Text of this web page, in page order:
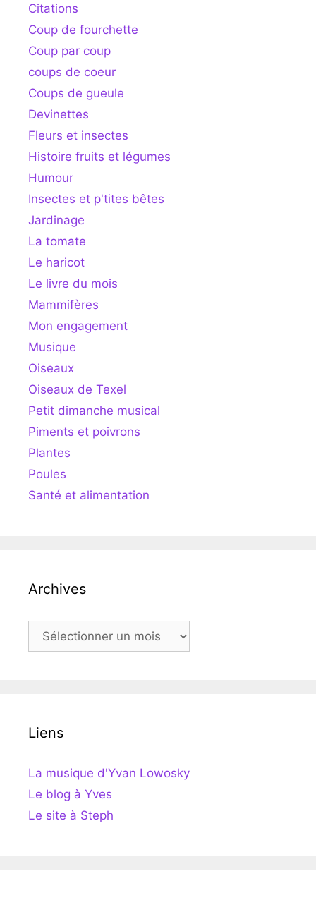
Citations
Coup de fourchette
Coup par coup
coups de coeur
Coups de gueule
Devinettes
Fleurs et insectes
Histoire fruits et légumes
Humour
Insectes et p'tites bêtes
Jardinage
La tomate
Le haricot
Le livre du mois
Mammifères
Mon engagement
Musique
Oiseaux
Oiseaux de Texel
Petit dimanche musical
Piments et poivrons
Plantes
Poules
Santé et alimentation
Archives
Archives
Liens
La musique d'Yvan Lowosky
Le blog à Yves
Le site à Steph